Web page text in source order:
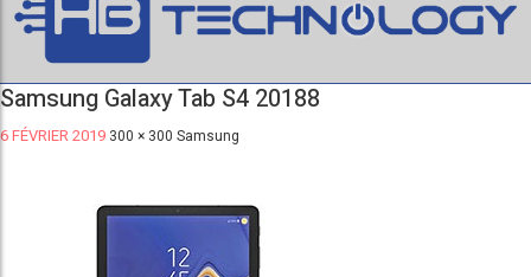
Samsung Galaxy Tab S4 20188
6 FÉVRIER 2019 300 × 300 Samsung